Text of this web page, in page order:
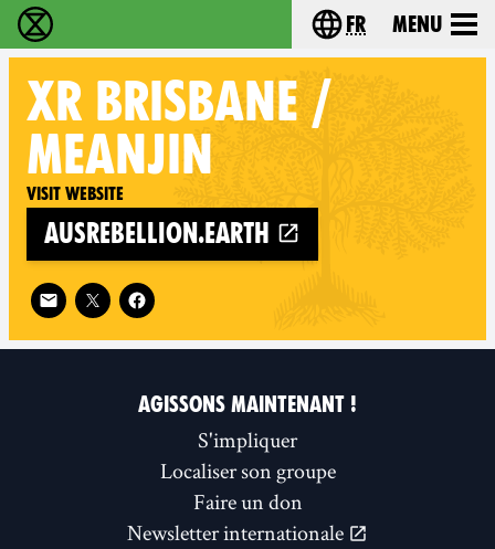
Extinction Rebellion - Home Choisissez votre
fr Menu
XR BRISBANE /
MEANJIN
Visit website
ausrebellion.earth
Follow XR Brisbane / Meanjin on
AGISSONS MAINTENANT !
S'impliquer
Localiser son groupe
Faire un don
Newsletter internationale